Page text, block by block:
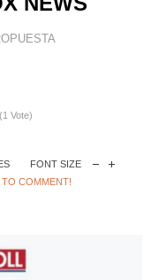
(1 Vote)
FONT SIZE
COMMENT!